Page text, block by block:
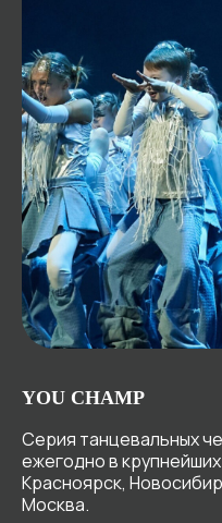
YOU CHAMP
Серия танцевальных
ежегодно в
Красноярск,
Москва.